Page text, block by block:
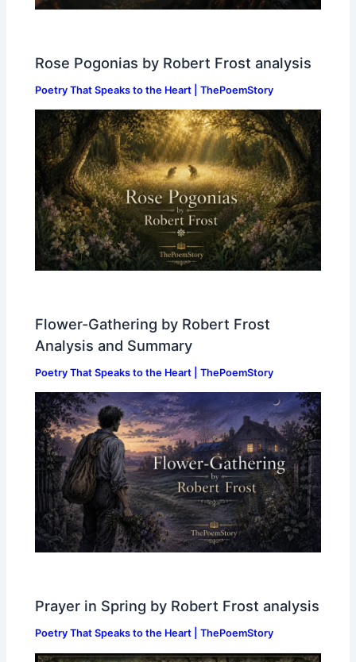
Rose Pogonias by Robert Frost analysis
Poetry That Speaks to the Heart | ThePoemStory
Flower-Gathering by Robert Frost
Analysis and Summary
Poetry That Speaks to the Heart | ThePoemStory
Prayer in Spring by Robert Frost analysis
Poetry That Speaks to the Heart | ThePoemStory